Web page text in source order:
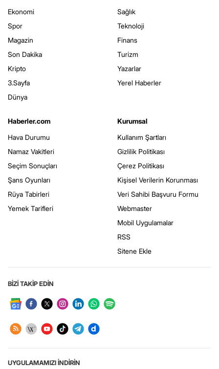
Ekonomi
Spor
Magazin
Son Dakika
Kripto
3.Sayfa
Dünya
Sağlık
Teknoloji
Finans
Turizm
Yazarlar
Yerel Haberler
Haberler.com
Hava Durumu
Namaz Vakitleri
Seçim Sonuçları
Şans Oyunları
Rüya Tabirleri
Yemek Tarifleri
Kurumsal
Kullanım Şartları
Gizlilik Politikası
Çerez Politikası
Kişisel Verilerin Korunması
Veri Sahibi Başvuru Formu
Webmaster
Mobil Uygulamalar
RSS
Sitene Ekle
BİZİ TAKİP EDİN
UYGULAMAMIZI İNDİRİN